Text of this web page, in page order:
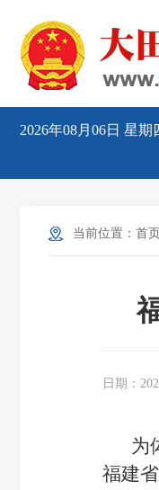
2026年08月06日 星期
当前位置： 首页
日期：
为
福建